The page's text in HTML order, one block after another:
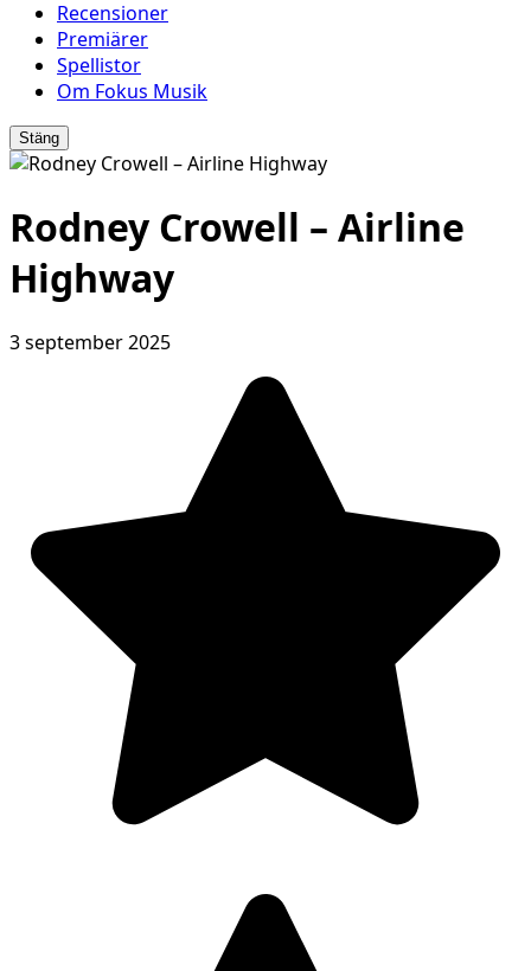
Recensioner
Premiärer
Spellistor
Om Fokus Musik
Stäng
Rodney Crowell – Airline
Highway
3 september 2025